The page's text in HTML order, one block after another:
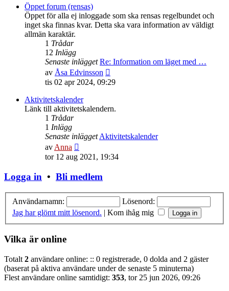
senaste
inlägget
Öppet forum (rensas)
Öppet för alla ej inloggade som ska rensas regelbundet och
inget ska finnas kvar. Detta ska vara information av väldigt
allmän karaktär.
1 Trådar
12 Inlägg
Senaste inlägget Re: Information om läget med …
av Åsa Edvinsson
till
inlägget
tis 02 apr 2024, 09:29
Aktivitetskalender
Länk till aktivitetskalendern.
1 Trådar
1 Inlägg
Senaste inläggetAktivitetskalender
avAnna
till
senaste
inlägget
tor 12 aug 2021, 19:34
Logga in • Bli medlem
Användarnamn:
Lösenord:
Jag har glömt mitt lösenord. | Kom ihåg mig
Vilka är online
Totalt 2 användare online: :: 0 registrerade, 0 dolda and 2 gäster
(baserat på aktiva användare under de senaste 5 minuterna)
Flest användare online samtidigt: 353, tor 25 jun 2026, 09:26